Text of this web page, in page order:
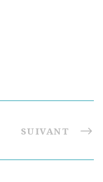
SUIVANT